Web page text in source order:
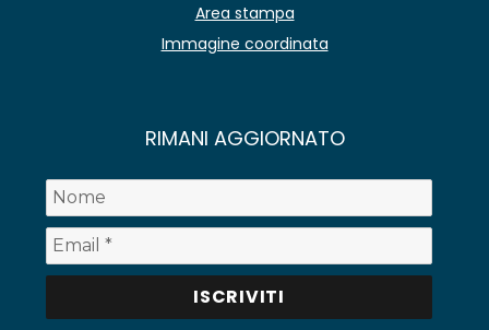
Area stampa
Immagine coordinata
RIMANI AGGIORNATO